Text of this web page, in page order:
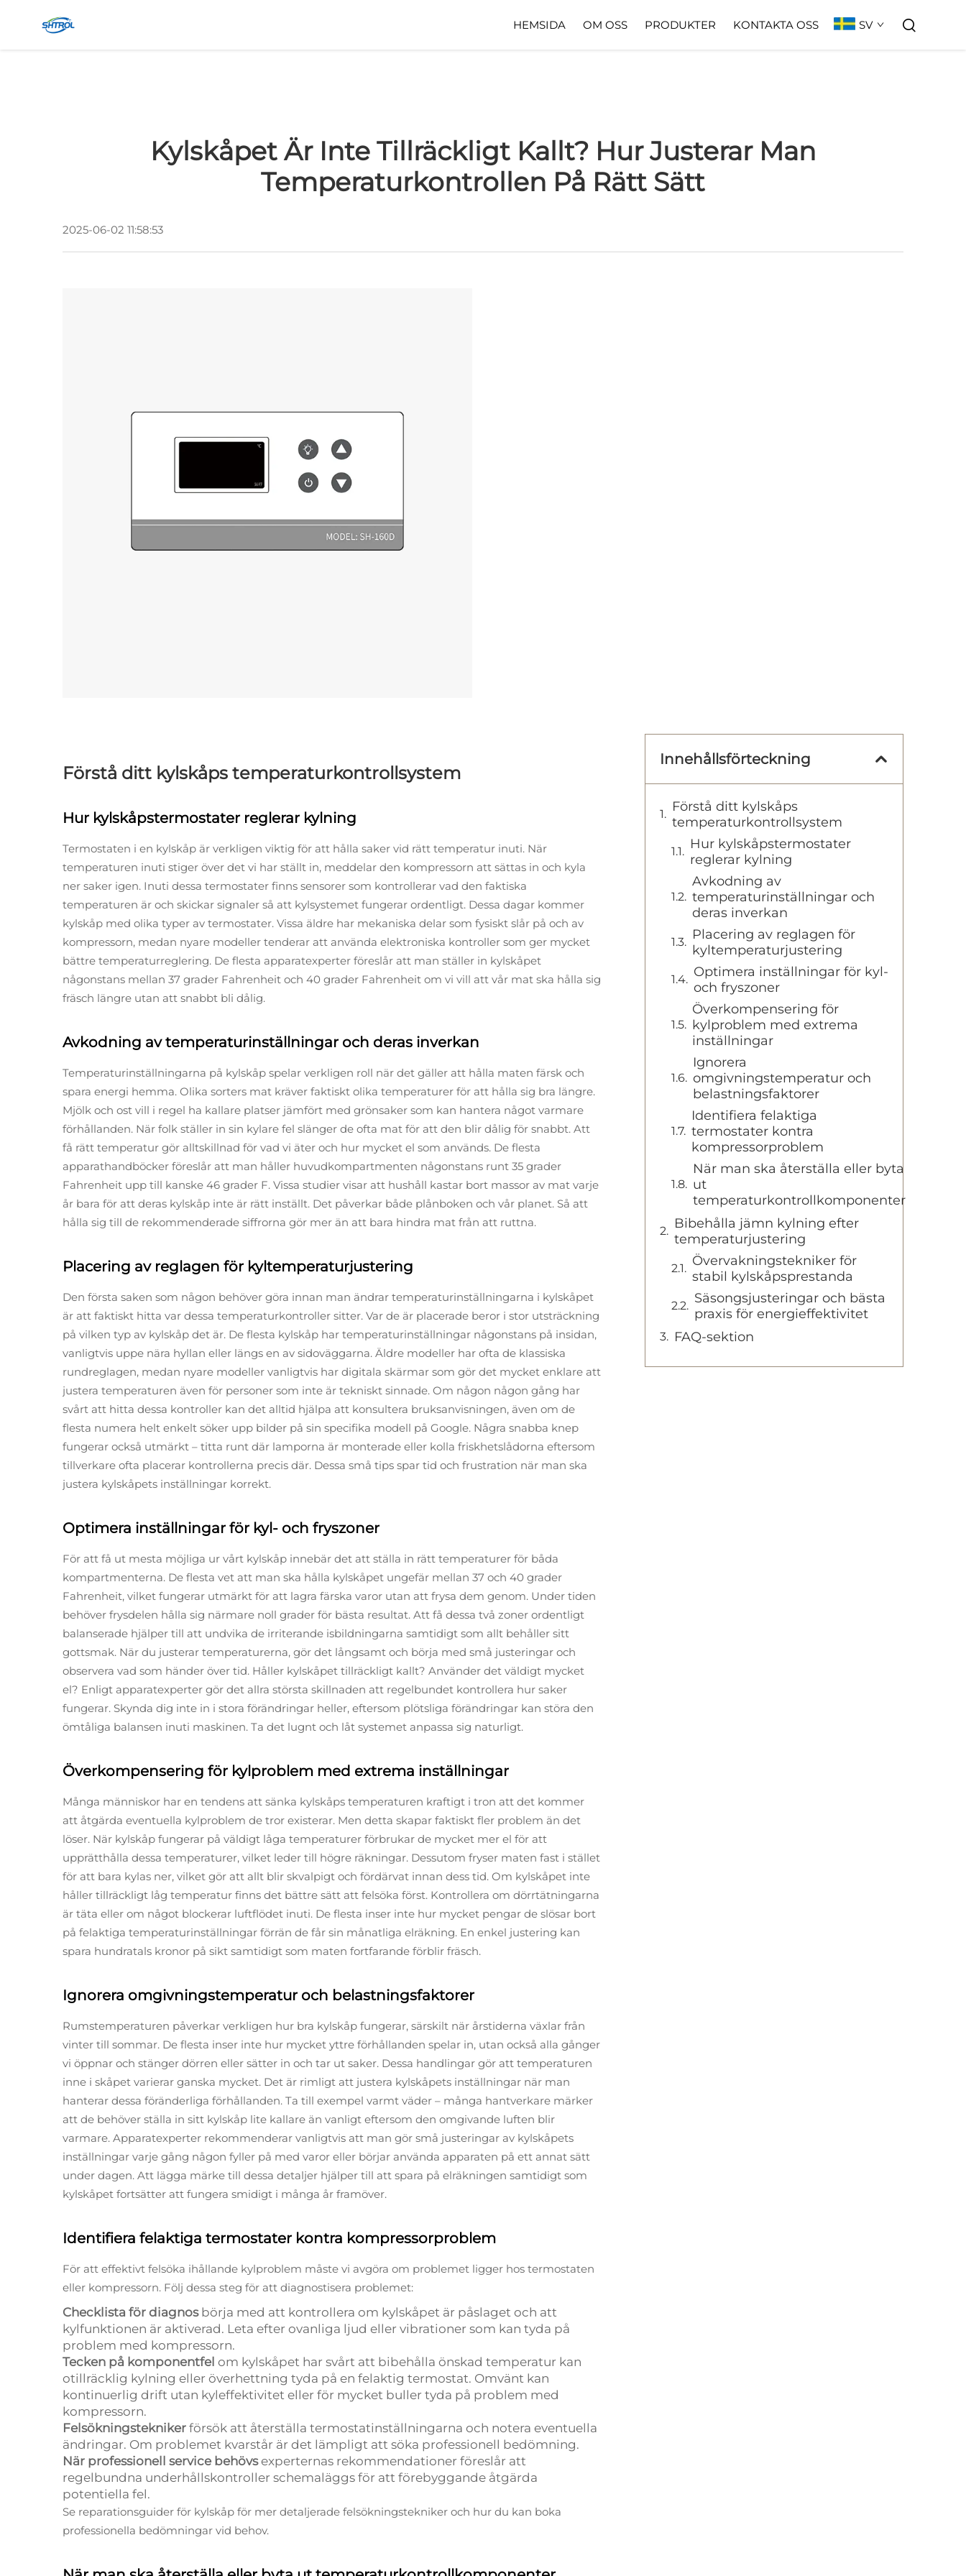
HEMSIDA OM OSS PRODUKTER KONTAKTA OSS SV
Kylskåpet Är Inte Tillräckligt Kallt? Hur Justerar Man
Temperaturkontrollen På Rätt Sätt
2025-06-02 11:58:53
Förstå ditt kylskåps temperaturkontrollsystem
Hur kylskåpstermostater reglerar kylning
Termostaten i en kylskåp är verkligen viktig för att hålla saker vid rätt temperatur inuti. När
temperaturen inuti stiger över det vi har ställt in, meddelar den kompressorn att sättas in och kyla
ner saker igen. Inuti dessa termostater finns sensorer som kontrollerar vad den faktiska
temperaturen är och skickar signaler så att kylsystemet fungerar ordentligt. Dessa dagar kommer
kylskåp med olika typer av termostater. Vissa äldre har mekaniska delar som fysiskt slår på och av
kompressorn, medan nyare modeller tenderar att använda elektroniska kontroller som ger mycket
bättre temperaturreglering. De flesta apparatexperter föreslår att man ställer in kylskåpet
någonstans mellan 37 grader Fahrenheit och 40 grader Fahrenheit om vi vill att vår mat ska hålla sig
fräsch längre utan att snabbt bli dålig.
Avkodning av temperaturinställningar och deras inverkan
Temperaturinställningarna på kylskåp spelar verkligen roll när det gäller att hålla maten färsk och
spara energi hemma. Olika sorters mat kräver faktiskt olika temperaturer för att hålla sig bra längre.
Mjölk och ost vill i regel ha kallare platser jämfört med grönsaker som kan hantera något varmare
förhållanden. När folk ställer in sin kylare fel slänger de ofta mat för att den blir dålig för snabbt. Att
få rätt temperatur gör alltskillnad för vad vi äter och hur mycket el som används. De flesta
apparathandböcker föreslår att man håller huvudkompartmenten någonstans runt 35 grader
Fahrenheit upp till kanske 46 grader F. Vissa studier visar att hushåll kastar bort massor av mat varje
år bara för att deras kylskåp inte är rätt inställt. Det påverkar både plånboken och vår planet. Så att
hålla sig till de rekommenderade siffrorna gör mer än att bara hindra mat från att ruttna.
Placering av reglagen för kyltemperaturjustering
Den första saken som någon behöver göra innan man ändrar temperaturinställningarna i kylskåpet
är att faktiskt hitta var dessa temperaturkontroller sitter. Var de är placerade beror i stor utsträckning
på vilken typ av kylskåp det är. De flesta kylskåp har temperaturinställningar någonstans på insidan,
vanligtvis uppe nära hyllan eller längs en av sidoväggarna. Äldre modeller har ofta de klassiska
rundreglagen, medan nyare modeller vanligtvis har digitala skärmar som gör det mycket enklare att
justera temperaturen även för personer som inte är tekniskt sinnade. Om någon någon gång har
svårt att hitta dessa kontroller kan det alltid hjälpa att konsultera bruksanvisningen, även om de
flesta numera helt enkelt söker upp bilder på sin specifika modell på Google. Några snabba knep
fungerar också utmärkt – titta runt där lamporna är monterade eller kolla friskhetslådorna eftersom
tillverkare ofta placerar kontrollerna precis där. Dessa små tips spar tid och frustration när man ska
justera kylskåpets inställningar korrekt.
Optimera inställningar för kyl- och fryszoner
För att få ut mesta möjliga ur vårt kylskåp innebär det att ställa in rätt temperaturer för båda
kompartmenterna. De flesta vet att man ska hålla kylskåpet ungefär mellan 37 och 40 grader
Fahrenheit, vilket fungerar utmärkt för att lagra färska varor utan att frysa dem genom. Under tiden
behöver frysdelen hålla sig närmare noll grader för bästa resultat. Att få dessa två zoner ordentligt
balanserade hjälper till att undvika de irriterande isbildningarna samtidigt som allt behåller sitt
gottsmak. När du justerar temperaturerna, gör det långsamt och börja med små justeringar och
observera vad som händer över tid. Håller kylskåpet tillräckligt kallt? Använder det väldigt mycket
el? Enligt apparatexperter gör det allra största skillnaden att regelbundet kontrollera hur saker
fungerar. Skynda dig inte in i stora förändringar heller, eftersom plötsliga förändringar kan störa den
ömtåliga balansen inuti maskinen. Ta det lugnt och låt systemet anpassa sig naturligt.
Överkompensering för kylproblem med extrema inställningar
Många människor har en tendens att sänka kylskåps temperaturen kraftigt i tron att det kommer
att åtgärda eventuella kylproblem de tror existerar. Men detta skapar faktiskt fler problem än det
löser. När kylskåp fungerar på väldigt låga temperaturer förbrukar de mycket mer el för att
upprätthålla dessa temperaturer, vilket leder till högre räkningar. Dessutom fryser maten fast i stället
för att bara kylas ner, vilket gör att allt blir skvalpigt och fördärvat innan dess tid. Om kylskåpet inte
håller tillräckligt låg temperatur finns det bättre sätt att felsöka först. Kontrollera om dörrtätningarna
är täta eller om något blockerar luftflödet inuti. De flesta inser inte hur mycket pengar de slösar bort
på felaktiga temperaturinställningar förrän de får sin månatliga elräkning. En enkel justering kan
spara hundratals kronor på sikt samtidigt som maten fortfarande förblir fräsch.
Ignorera omgivningstemperatur och belastningsfaktorer
Rumstemperaturen påverkar verkligen hur bra kylskåp fungerar, särskilt när årstiderna växlar från
vinter till sommar. De flesta inser inte hur mycket yttre förhållanden spelar in, utan också alla gånger
vi öppnar och stänger dörren eller sätter in och tar ut saker. Dessa handlingar gör att temperaturen
inne i skåpet varierar ganska mycket. Det är rimligt att justera kylskåpets inställningar när man
hanterar dessa föränderliga förhållanden. Ta till exempel varmt väder – många hantverkare märker
att de behöver ställa in sitt kylskåp lite kallare än vanligt eftersom den omgivande luften blir
varmare. Apparatexperter rekommenderar vanligtvis att man gör små justeringar av kylskåpets
inställningar varje gång någon fyller på med varor eller börjar använda apparaten på ett annat sätt
under dagen. Att lägga märke till dessa detaljer hjälper till att spara på elräkningen samtidigt som
kylskåpet fortsätter att fungera smidigt i många år framöver.
Identifiera felaktiga termostater kontra kompressorproblem
För att effektivt felsöka ihållande kylproblem måste vi avgöra om problemet ligger hos termostaten
eller kompressorn. Följ dessa steg för att diagnostisera problemet:
Checklista för diagnos börja med att kontrollera om kylskåpet är påslaget och att
kylfunktionen är aktiverad. Leta efter ovanliga ljud eller vibrationer som kan tyda på
problem med kompressorn.
Tecken på komponentfel om kylskåpet har svårt att bibehålla önskad temperatur kan
otillräcklig kylning eller överhettning tyda på en felaktig termostat. Omvänt kan
kontinuerlig drift utan kyleffektivitet eller för mycket buller tyda på problem med
kompressorn.
Felsökningstekniker försök att återställa termostatinställningarna och notera eventuella
ändringar. Om problemet kvarstår är det lämpligt att söka professionell bedömning.
När professionell service behövsexperternas rekommendationer föreslår att
regelbundna underhållskontroller schemaläggs för att förebyggande åtgärda
potentiella fel.
Se reparationsguider för kylskåp för mer detaljerade felsökningstekniker och hur du kan boka
professionella bedömningar vid behov.
Innehållsförteckning
Förstå ditt kylskåps
temperaturkontrollsystem
Hur kylskåpstermostater
reglerar kylning
Avkodning av
temperaturinställningar och
deras inverkan
Placering av reglagen för
kyltemperaturjustering
Optimera inställningar för kyl-
och fryszoner
Överkompensering för
kylproblem med extrema
inställningar
Ignorera
omgivningstemperatur och
belastningsfaktorer
Identifiera felaktiga
termostater kontra
kompressorproblem
När man ska återställa eller byta
ut
temperaturkontrollkomponenter
Bibehålla jämn kylning efter
temperaturjustering
Övervakningstekniker för
stabil kylskåpsprestanda
Säsongsjusteringar och bästa
praxis för energieffektivitet
FAQ-sektion